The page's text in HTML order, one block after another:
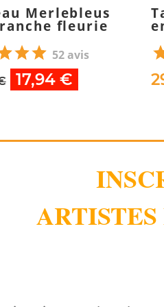
Merlebleus
fleurie
52 avis
17,94 €